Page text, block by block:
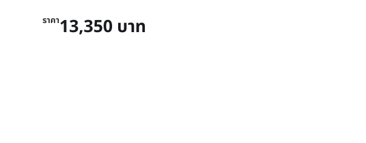
ราคา13,350 บาท